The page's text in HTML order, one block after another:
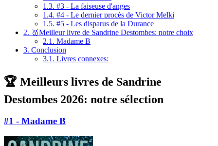
1.3. #3 - La faiseuse d'anges
1.4. #4 - Le dernier procès de Victor Melki
1.5. #5 - Les disparus de la Durance
2. 🥇Meilleur livre de Sandrine Destombes: notre choix
2.1. Madame B
3. Conclusion
3.1. Livres connexes:
🏆 Meilleurs livres de Sandrine
Destombes 2026: notre sélection
#1 - Madame B